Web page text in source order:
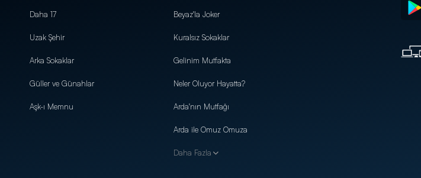
Daha 17
Uzak Şehir
Arka Sokaklar
Güller ve Günahlar
Aşk-ı Memnu
Beyaz'la Joker
Kuralsız Sokaklar
Gelinim Mutfakta
Neler Oluyor Hayatta?
Arda'nın Mutfağı
Arda ile Omuz Omuza
Daha Fazla